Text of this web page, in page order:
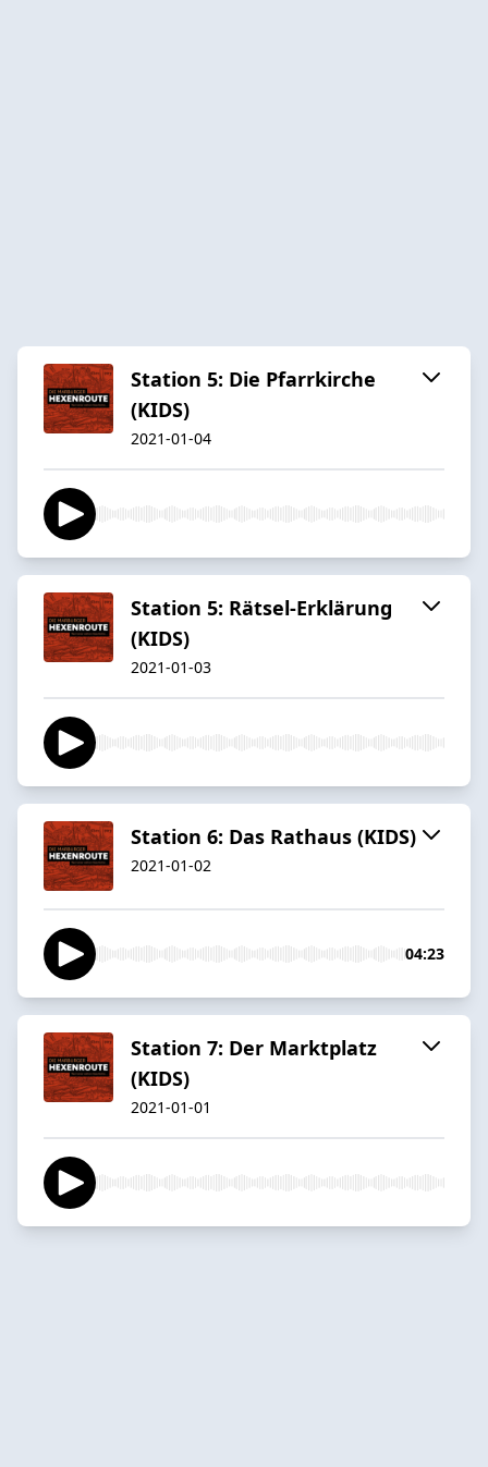
Station 5: Die Pfarrkirche
(KIDS)
2021-01-04
Station 5: Rätsel-Erklärung
(KIDS)
2021-01-03
Station 6: Das Rathaus (KIDS)
2021-01-02
04:23
Station 7: Der Marktplatz
(KIDS)
2021-01-01